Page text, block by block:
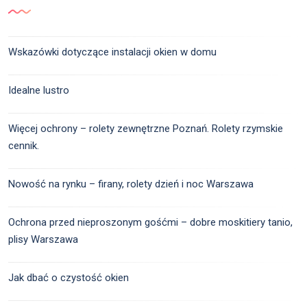
Wskazówki dotyczące instalacji okien w domu
Idealne lustro
Więcej ochrony – rolety zewnętrzne Poznań. Rolety rzymskie
cennik.
Nowość na rynku – firany, rolety dzień i noc Warszawa
Ochrona przed nieproszonym gośćmi – dobre moskitiery tanio,
plisy Warszawa
Jak dbać o czystość okien